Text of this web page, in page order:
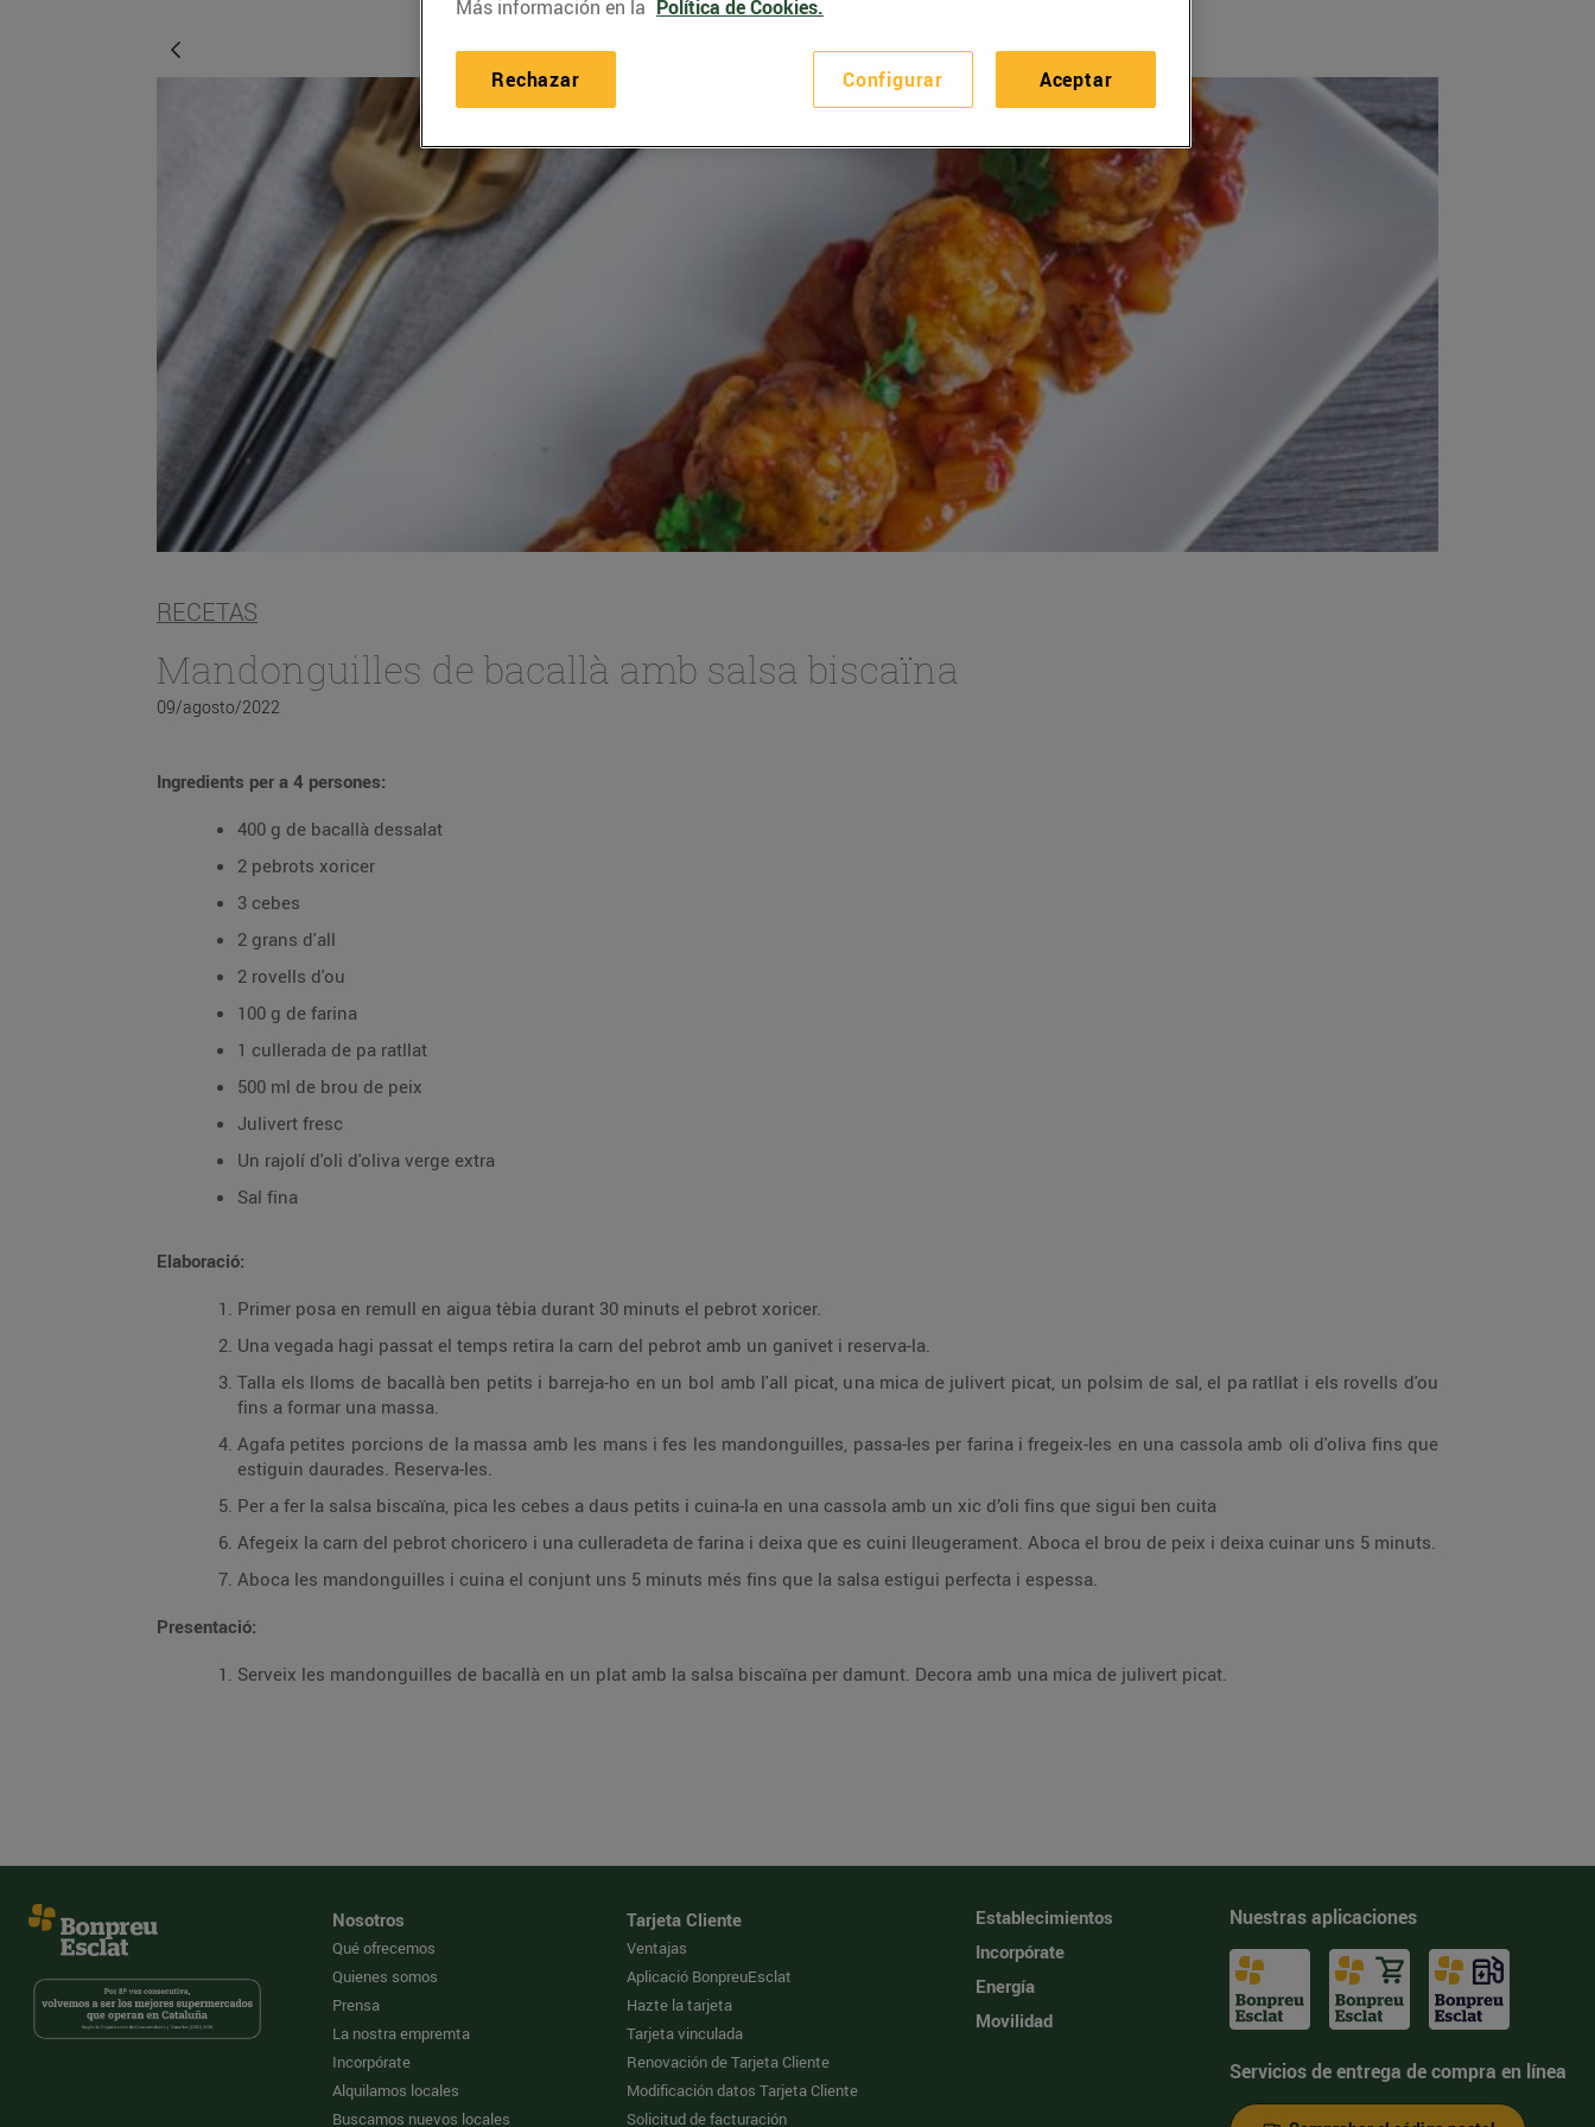
RECETAS
Mandonguilles de bacallà amb salsa biscaïna
09/agosto/2022
Ingredients per a 4 persones:
400 g de bacallà dessalat
2 pebrots xoricer
3 cebes
2 grans d'all
2 rovells d'ou
100 g de farina
1 cullerada de pa ratllat
500 ml de brou de peix
Julivert fresc
Un rajolí d'oli d'oliva verge extra
Sal fina
Elaboració:
Primer posa en remull en aigua tèbia durant 30 minuts el pebrot xoricer.
Una vegada hagi passat el temps retira la carn del pebrot amb un ganivet i reserva-la.
Talla els lloms de bacallà ben petits i barreja-ho en un bol amb l'all picat, una mica de julivert picat, un polsim de sal, el pa ratllat i els rovells d'ou
fins a formar una massa.
Agafa petites porcions de la massa amb les mans i fes les mandonguilles, passa-les per farina i fregeix-les en una cassola amb oli d'oliva fins que
estiguin daurades. Reserva-les.
Per a fer la salsa biscaïna, pica les cebes a daus petits i cuina-la en una cassola amb un xic d’oli fins que sigui ben cuita
Afegeix la carn del pebrot choricero i una culleradeta de farina i deixa que es cuini lleugerament. Aboca el brou de peix i deixa cuinar uns 5 minuts.
Aboca les mandonguilles i cuina el conjunt uns 5 minuts més fins que la salsa estigui perfecta i espessa.
Presentació:
Serveix les mandonguilles de bacallà en un plat amb la salsa biscaïna per damunt. Decora amb una mica de julivert picat.
Nosotros
Qué ofrecemos
Quienes somos
Prensa
La nostra empremta
Incorpórate
Alquilamos locales
Buscamos nuevos locales
Tarjeta Cliente
Ventajas
Aplicació BonpreuEsclat
Hazte la tarjeta
Tarjeta vinculada
Renovación de Tarjeta Cliente
Modificación datos Tarjeta Cliente
Solicitud de facturación
Establecimientos
Incorpórate
Energía
Movilidad
Nuestras aplicaciones
Servicios de entrega de compra en línea
Más información en la Política de Cookies.
Configurar
Rechazar Aceptar